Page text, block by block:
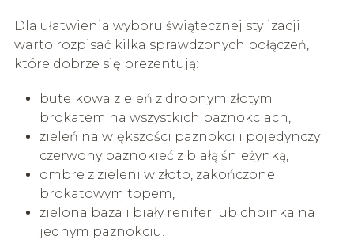
Dla ułatwienia wyboru świątecznej stylizacji
warto rozpisać kilka sprawdzonych połączeń,
które dobrze się prezentują:
butelkowa zieleń z drobnym złotym
brokatem na wszystkich paznokciach,
zieleń na większości paznokci i pojedynczy
czerwony paznokieć z białą śnieżynką,
ombre z zieleni w złoto, zakończone
brokatowym topem,
zielona baza i biały renifer lub choinka na
jednym paznokciu.